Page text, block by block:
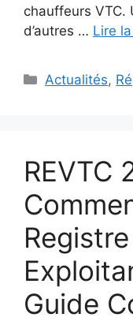
chauffeurs VTC.
d’autres … Lire
Catégories
Actualités,
REVTC
Guide